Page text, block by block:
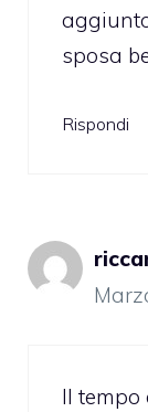
sposa
Rispondi
Il tempo